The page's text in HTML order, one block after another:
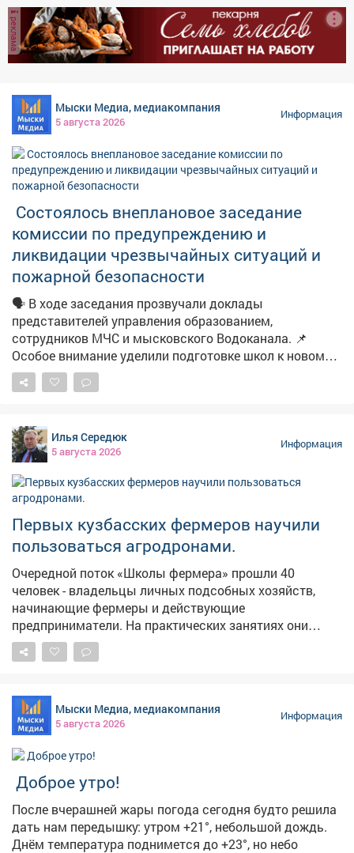
земельный участок под строительство дома, однако
пользоваться им было невозможно – на нём
отсутствовали водоснабжение и водоотведение, без
которых эксплуатация жилья попросту невозможна.
проверки прокуратура потребовала устранить
нарушения. В результате к участку подвели
необходимые инженерные коммуникации. Теперь
семья сможет построить дом и жить в нормальных
условиях.
реклама
Мыски Медиа, медиакомпания
5 августа 2026
Информация
Состоялось внеплановое заседание
комиссии по предупреждению и
ликвидации чрезвычайных ситуаций и
пожарной безопасности
🗣️ В ходе заседания прозвучали доклады
представителей управления образованием,
сотрудников МЧС и мысковского Водоканала. 📌
Особое внимание уделили подготовке школ к новому
Илья Середюк
5 августа 2026
Информация
Первых кузбасских фермеров научили
пользоваться агродронами.
Очередной поток «Школы фермера» прошли 40
человек - владельцы личных подсобных хозяйств,
начинающие фермеры и действующие
предприниматели. На практических занятиях они
выезжали в поля, пилотировали беспилотники,
настраивали оборудование, учились составлять
группа сельскохозяйственных предпринимателей
изучала технологии агротуризма. Развитие сельского
хозяйства - одно из стратегических приоритетов для
экономики Кузбасса. Программа «Школа фермера»
открывает новые возможности для всех, кто
заинтересован в работе на земле. Успех каждого
укрепление продовольственной безопасности,
повышение экономической устойчивости всего
Мыски Медиа, медиакомпания
5 августа 2026
Информация
Доброе утро!
После вчерашней жары погода сегодня будто решила
дать нам передышку: утром +21°, небольшой дождь.
Днём температура поднимется до +23°, но небо